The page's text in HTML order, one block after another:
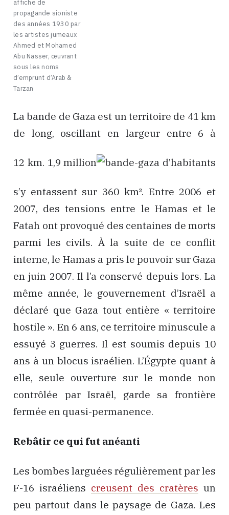
affiche de
propagande sioniste
des années 1930 par
les artistes jumeaux
Ahmed et Mohamed
Abu Nasser, œuvrant
sous les noms
d’emprunt d’Arab &
Tarzan
La bande de Gaza est un territoire de 41 km
de long, oscillant en largeur entre 6 à
12 km. 1,9 million d’habitants
s’y entassent sur 360 km². Entre 2006 et
2007, des tensions entre le Hamas et le
Fatah ont provoqué des centaines de morts
parmi les civils. À la suite de ce conflit
interne, le Hamas a pris le pouvoir sur Gaza
en juin 2007. Il l’a conservé depuis lors. La
même année, le gouvernement d’Israël a
déclaré que Gaza tout entière « territoire
hostile ». En 6 ans, ce territoire minuscule a
essuyé 3 guerres. Il est soumis depuis 10
ans à un blocus israélien. L’Égypte quant à
elle, seule ouverture sur le monde non
contrôlée par Israël, garde sa frontière
fermée en quasi-permanence.
Rebâtir ce qui fut anéanti
Les bombes larguées régulièrement par les
F-16 israéliens creusent des cratères un
peu partout dans le paysage de Gaza. Les